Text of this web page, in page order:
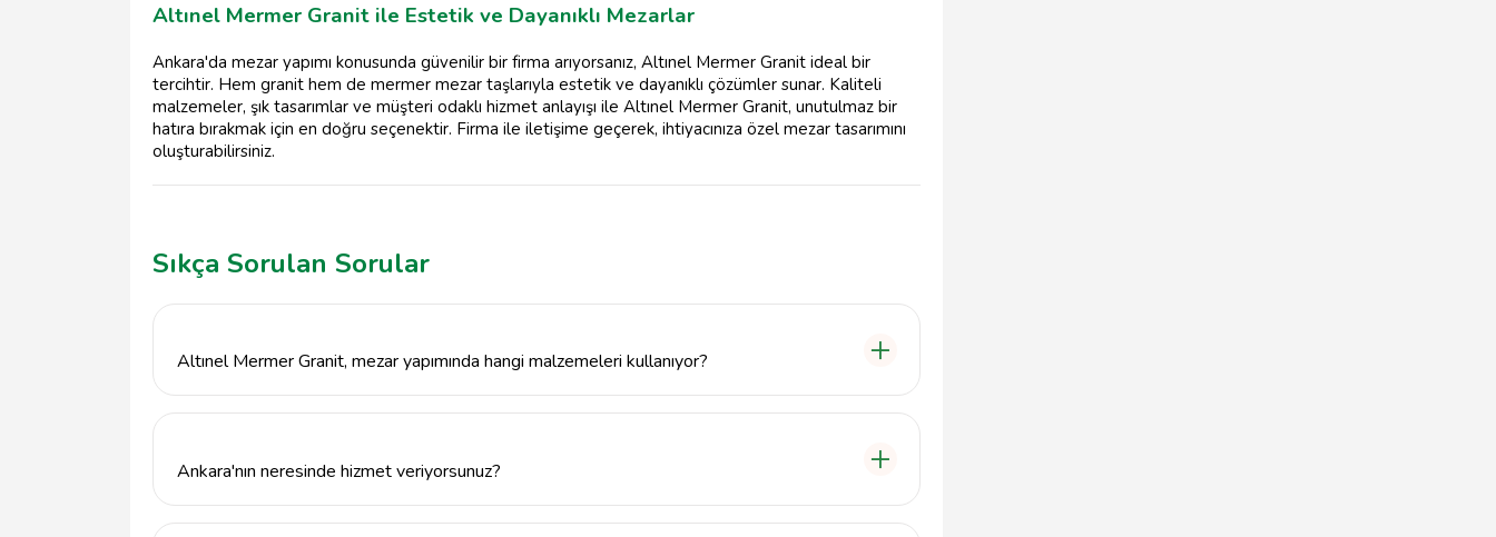
Altınel Mermer Granit ile Estetik ve Dayanıklı Mezarlar
Ankara'da mezar yapımı konusunda güvenilir bir firma arıyorsanız, Altınel Mermer Granit ideal bir
tercihtir. Hem granit hem de mermer mezar taşlarıyla estetik ve dayanıklı çözümler sunar. Kaliteli
malzemeler, şık tasarımlar ve müşteri odaklı hizmet anlayışı ile Altınel Mermer Granit, unutulmaz bir
hatıra bırakmak için en doğru seçenektir. Firma ile iletişime geçerek, ihtiyacınıza özel mezar tasarımını
oluşturabilirsiniz.
Sıkça Sorulan Sorular
Altınel Mermer Granit, mezar yapımında hangi malzemeleri kullanıyor?
Ankara'nın neresinde hizmet veriyorsunuz?